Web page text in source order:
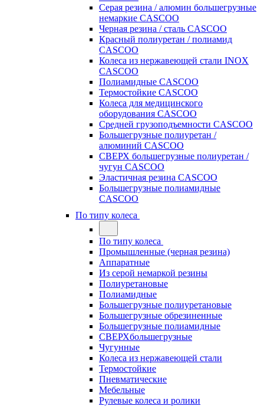
Серая резина / алюмин большегрузные
немаркие CASCOO
Черная резина / сталь CASCOO
Красный полиуретан / полиамид
CASCOO
Колеса из нержавеющей стали INOX
CASCOO
Полиамидные CASCOO
Термостойкие CASCOO
Колеса для медицинского
оборудования CASCOO
Средней грузоподъемности CASCOO
Большегрузные полиуретан /
алюминий CASCOO
СВЕРХ большегрузные полиуретан /
чугун CASCOO
Эластичная резина CASCOO
Большегрузные полиамидные
CASCOO
По типу колеса
По типу колеса
Промышленные (черная резина)
Аппаратные
Из серой немаркой резины
Полиуретановые
Полиамидные
Большегрузные полиуретановые
Большегрузные обрезиненные
Большегрузные полиамидные
СВЕРХбольшегрузные
Чугунные
Колеса из нержавеющей стали
Термостойкие
Пневматические
Мебельные
Рулевые колеса и ролики